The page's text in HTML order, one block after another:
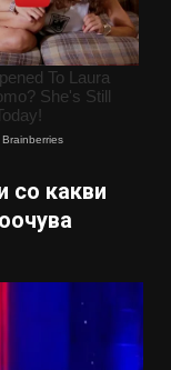
со какви